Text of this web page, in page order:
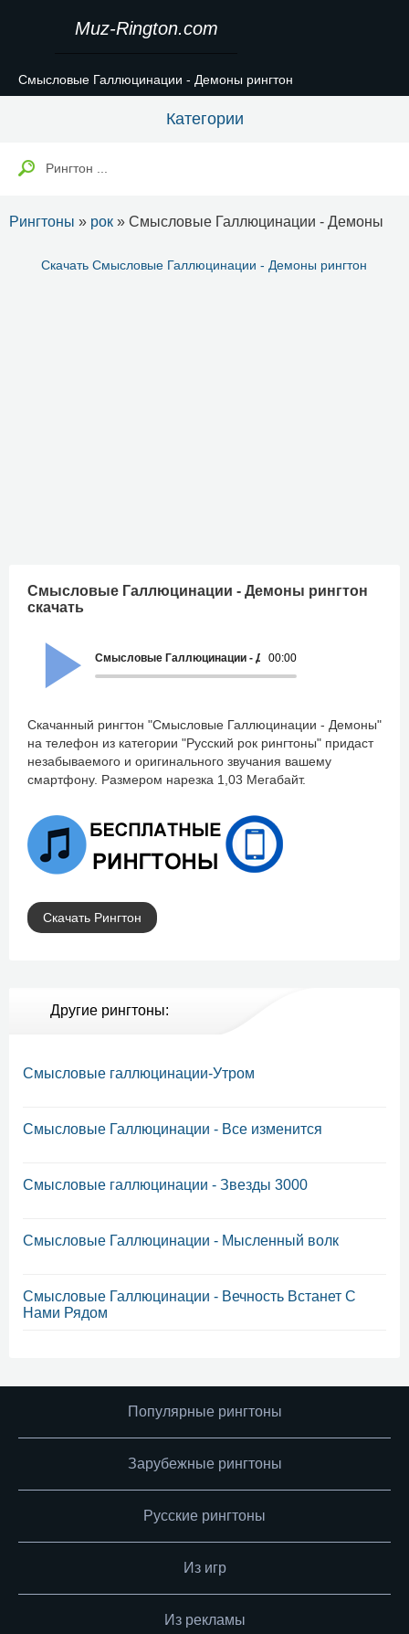
Muz-Rington.com
Смысловые Галлюцинации - Демоны рингтон
Категории
Рингтоны » рок » Смысловые Галлюцинации - Демоны
Скачать Смысловые Галлюцинации - Демоны рингтон
Смысловые Галлюцинации - Демоны рингтон
скачать
00:00
Смысловые Галлюцинации - Демоны
Скачанный рингтон "Смысловые Галлюцинации - Демоны"
на телефон из категории "Русский рок рингтоны" придаст
незабываемого и оригинального звучания вашему
смартфону. Размером нарезка 1,03 Мегабайт.
Скачать Рингтон
Другие рингтоны:
Смысловые галлюцинации-Утром
Смысловые Галлюцинации - Все изменится
Смысловые галлюцинации - Звезды 3000
Смысловые Галлюцинации - Мысленный волк
Смысловые Галлюцинации - Вечность Встанет С
Нами Рядом
Популярные рингтоны
Зарубежные рингтоны
Русские рингтоны
Из игр
Из рекламы